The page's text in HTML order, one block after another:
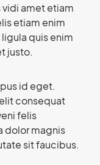
amet etiam
etiam enim
quis enim
justo.
id eget.
consequat
felis
dolor magnis
sit faucibus.